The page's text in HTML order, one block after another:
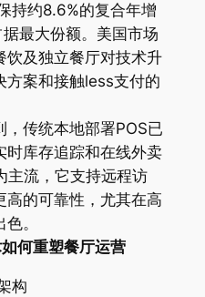
持约8.6%的复合年增
最大份额。美国市场
饮及独立餐厅对技术升
方案和接触less支付的
传统本地部署POS已
时库存追踪和在线外卖
主流，它支持远程访
高的可靠性，尤其在高
。
何重塑餐厅运营
构